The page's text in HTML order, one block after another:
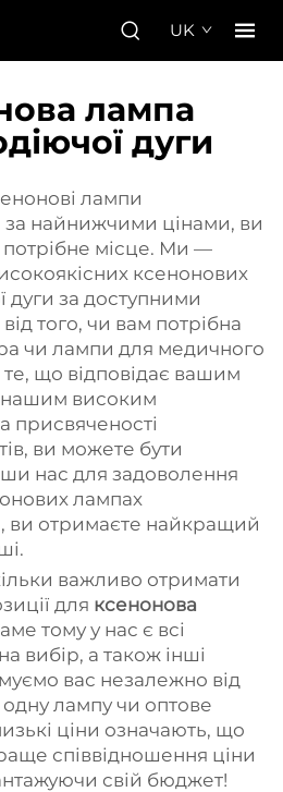
UK
лампа
дуги
лампи
за найнижчими цінами, ви
місце. Ми —
ксенонових
дуги за доступними
того, чи вам потрібна
чи лампи для медичного
що відповідає вашим
нашим високим
присвяченості
ви можете бути
нас для задоволення
лампах
ви отримаєте найкращий
важливо отримати
для ксенонова
тому у нас є всі
вибір, а також інші
вас незалежно від
лампу чи оптове
ціни означають, що
співвідношення ціни
свій бюджет!